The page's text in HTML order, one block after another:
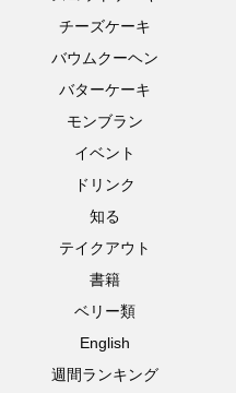
チーズケーキ
バウムクーヘン
バターケーキ
モンブラン
イベント
ドリンク
知る
テイクアウト
書籍
ベリー類
English
週間ランキング